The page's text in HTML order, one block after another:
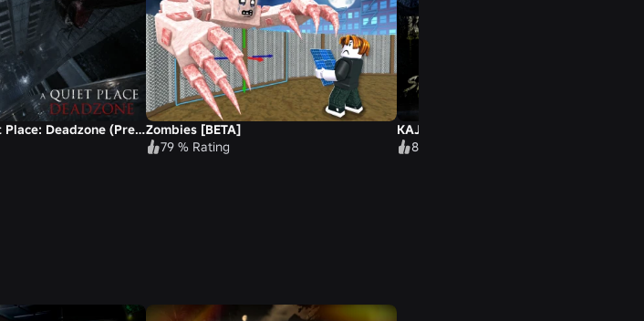
[UPDATE] A Quiet Place: Deadzone (Pre-Alpha)Zombies [BETA]
79 % Rating
KAJERO [HORROR]
81 % Rating